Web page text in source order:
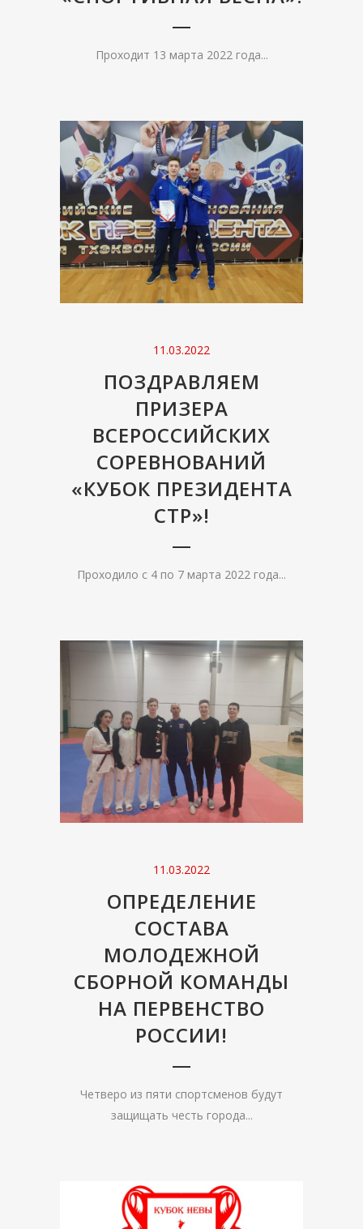
Проходит 13 марта 2022 года...
11.03.2022
ПОЗДРАВЛЯЕМ
ПРИЗЕРА
ВСЕРОССИЙСКИХ
СОРЕВНОВАНИЙ
«КУБОК ПРЕЗИДЕНТА
СТР»!
Проходило с 4 по 7 марта 2022 года...
11.03.2022
ОПРЕДЕЛЕНИЕ
СОСТАВА
МОЛОДЕЖНОЙ
СБОРНОЙ КОМАНДЫ
НА ПЕРВЕНСТВО
РОССИИ!
Четверо из пяти спортсменов будут
защищать честь города...